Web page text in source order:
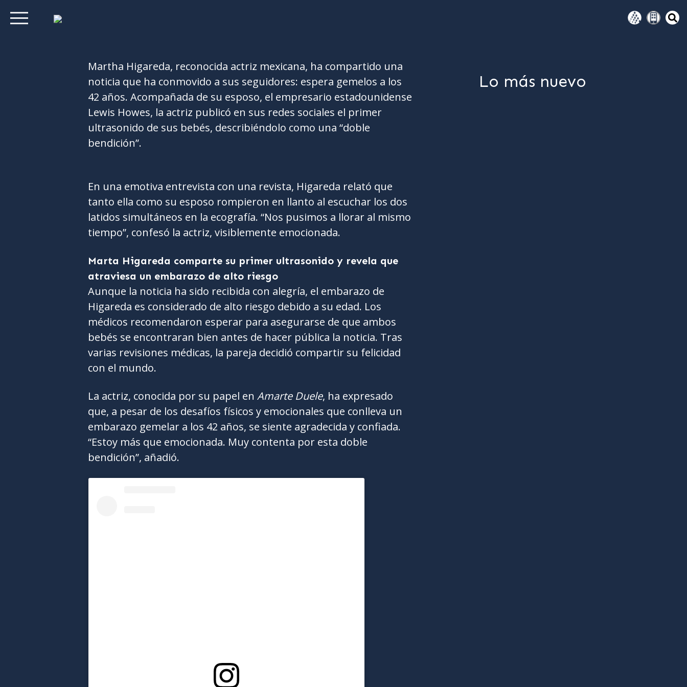
Martha Higareda, reconocida actriz mexicana, ha compartido una
noticia que ha conmovido a sus seguidores: espera gemelos a los
42 años. Acompañada de su esposo, el empresario estadounidense
Lewis Howes, la actriz publicó en sus redes sociales el primer
ultrasonido de sus bebés, describiéndolo como una “doble
bendición”.
En una emotiva entrevista con una revista, Higareda relató que
tanto ella como su esposo rompieron en llanto al escuchar los dos
latidos simultáneos en la ecografía. “Nos pusimos a llorar al mismo
tiempo”, confesó la actriz, visiblemente emocionada.
Marta Higareda comparte su primer ultrasonido y revela que
atraviesa un embarazo de alto riesgo
Aunque la noticia ha sido recibida con alegría, el embarazo de
Higareda es considerado de alto riesgo debido a su edad. Los
médicos recomendaron esperar para asegurarse de que ambos
bebés se encontraran bien antes de hacer pública la noticia. Tras
varias revisiones médicas, la pareja decidió compartir su felicidad
con el mundo.
La actriz, conocida por su papel en Amarte Duele, ha expresado
que, a pesar de los desafíos físicos y emocionales que conlleva un
embarazo gemelar a los 42 años, se siente agradecida y confiada.
“Estoy más que emocionada. Muy contenta por esta doble
bendición”, añadió.
Lo más nuevo